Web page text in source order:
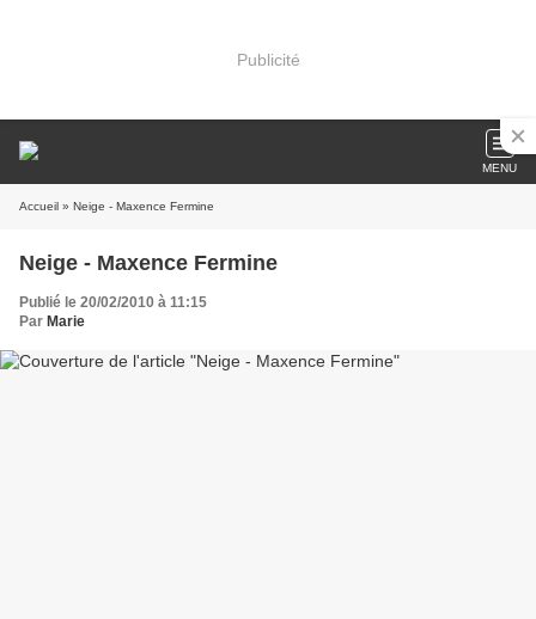
Publicité
MENU
Accueil » Neige - Maxence Fermine
Neige - Maxence Fermine
Publié le 20/02/2010 à 11:15
Par Marie